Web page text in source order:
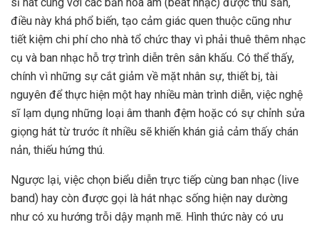
sĩ hát cùng với các bản hòa âm (beat nhạc) được thu sẵn,
điều này khá phổ biến, tạo cảm giác quen thuộc cũng như
tiết kiệm chi phí cho nhà tổ chức thay vì phải thuê thêm nhạc
cụ và ban nhạc hỗ trợ trình diễn trên sân khấu. Có thể thấy,
chính vì những sự cắt giảm về mặt nhân sự, thiết bị, tài
nguyên để thực hiện một hay nhiều màn trình diễn, việc nghệ
sĩ lạm dụng những loại âm thanh đệm hoặc có sự chỉnh sửa
giọng hát từ trước ít nhiều sẽ khiến khán giả cảm thấy chán
nản, thiếu hứng thú.
Ngược lại, việc chọn biểu diễn trực tiếp cùng ban nhạc (live
band) hay còn được gọi là hát nhạc sống hiện nay dường
như có xu hướng trỗi dậy mạnh mẽ. Hình thức này có ưu